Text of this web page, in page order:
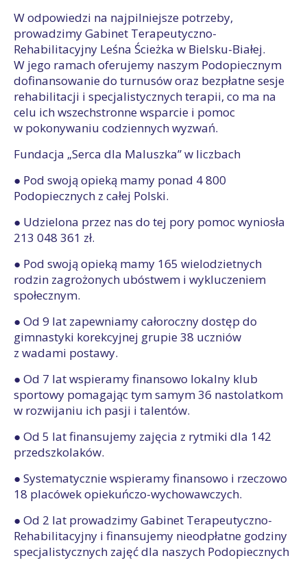
W odpowiedzi na najpilniejsze potrzeby,
prowadzimy Gabinet Terapeutyczno-
Rehabilitacyjny Leśna Ścieżka w Bielsku-Białej.
W jego ramach oferujemy naszym Podopiecznym
dofinansowanie do turnusów oraz bezpłatne sesje
rehabilitacji i specjalistycznych terapii, co ma na
celu ich wszechstronne wsparcie i pomoc
w pokonywaniu codziennych wyzwań.
Fundacja „Serca dla Maluszka” w liczbach
● Pod swoją opieką mamy ponad 4 800
Podopiecznych z całej Polski.
● Udzielona przez nas do tej pory pomoc wyniosła
213 048 361 zł.
● Pod swoją opieką mamy 165 wielodzietnych
rodzin zagrożonych ubóstwem i wykluczeniem
społecznym.
● Od 9 lat zapewniamy całoroczny dostęp do
gimnastyki korekcyjnej grupie 38 uczniów
z wadami postawy.
● Od 7 lat wspieramy finansowo lokalny klub
sportowy pomagając tym samym 36 nastolatkom
w rozwijaniu ich pasji i talentów.
● Od 5 lat finansujemy zajęcia z rytmiki dla 142
przedszkolaków.
● Systematycznie wspieramy finansowo i rzeczowo
18 placówek opiekuńczo-wychowawczych.
● Od 2 lat prowadzimy Gabinet Terapeutyczno-
Rehabilitacyjny i finansujemy nieodpłatne godziny
specjalistycznych zajęć dla naszych Podopiecznych